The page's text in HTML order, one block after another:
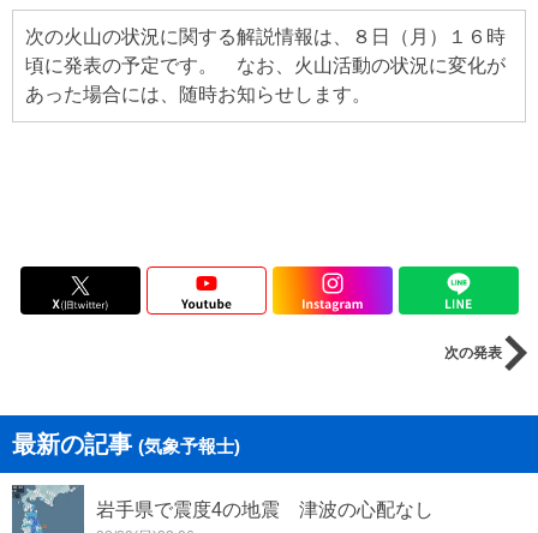
次の火山の状況に関する解説情報は、８日（月）１６時
頃に発表の予定です。 なお、火山活動の状況に変化が
あった場合には、随時お知らせします。
次の発表
最新の記事 (気象予報士)
岩手県で震度4の地震 津波の心配なし